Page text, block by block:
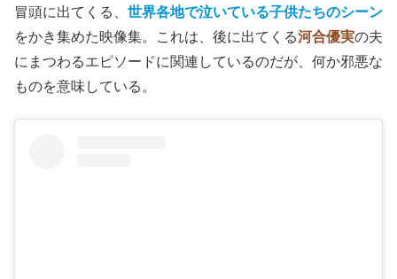
冒頭に出てくる、 世界各地で泣いている子供たちのシーン
をかき集めた映像集。これは、後に出てくる河合優実の夫
にまつわるエピソードに関連しているのだが、何か邪悪な
ものを意味している。